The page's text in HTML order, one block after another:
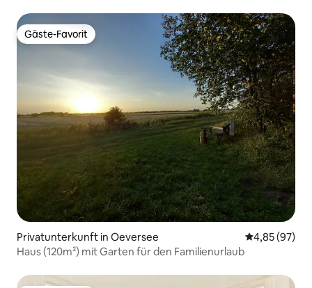
Gäste-Favorit
Gäste-Favorit
Privatunterkunft in Oeversee
4,85 (97)
Haus (120m²) mit Garten für den Familienurlaub